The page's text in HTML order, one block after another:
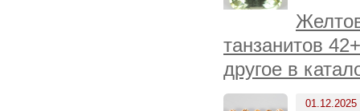
танзанитов
другое в
01.12.2025